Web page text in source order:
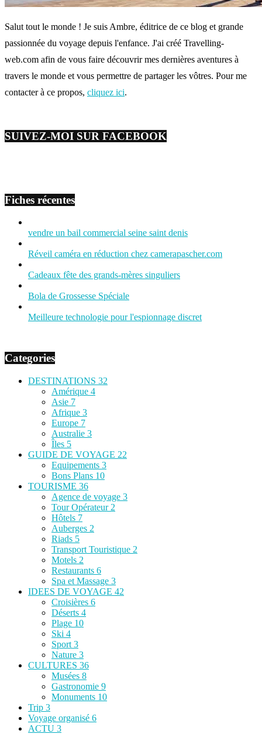
Salut tout le monde ! Je suis Ambre, éditrice de ce blog et grande
passionnée du voyage depuis l'enfance. J'ai créé Travelling-
web.com afin de vous faire découvrir mes dernières aventures à
travers le monde et vous permettre de partager les vôtres. Pour me
contacter à ce propos, cliquez ici.
SUIVEZ-MOI SUR FACEBOOK
Fiches récentes
vendre un bail commercial seine saint denis
Réveil caméra en réduction chez camerapascher.com
Cadeaux fête des grands-mères singuliers
Bola de Grossesse Spéciale
Meilleure technologie pour l'espionnage discret
Categories
DESTINATIONS 32
Amérique 4
Asie 7
Afrique 3
Europe 7
Australie 3
Îles 5
GUIDE DE VOYAGE 22
Equipements 3
Bons Plans 10
TOURISME 36
Agence de voyage 3
Tour Opérateur 2
Hôtels 7
Auberges 2
Riads 5
Transport Touristique 2
Motels 2
Restaurants 6
Spa et Massage 3
IDEES DE VOYAGE 42
Croisières 6
Déserts 4
Plage 10
Ski 4
Sport 3
Nature 3
CULTURES 36
Musées 8
Gastronomie 9
Monuments 10
Trip 3
Voyage organisé 6
ACTU 3